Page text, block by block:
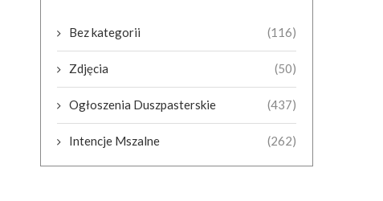
Bez kategorii (116)
Zdjęcia (50)
Ogłoszenia Duszpasterskie (437)
Intencje Mszalne (262)